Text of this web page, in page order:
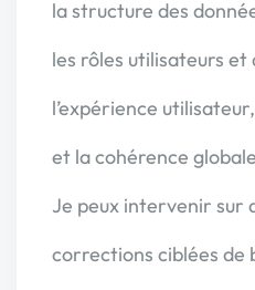
la structure des
les rôles utilisateurs et
l’expérience utilisateur,
et la cohérence
Je peux intervenir sur
corrections ciblées de